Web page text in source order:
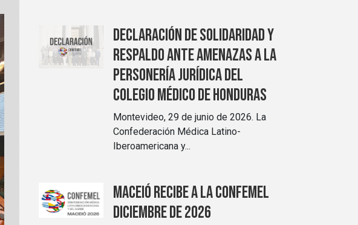
Declaración de solidaridad y
respaldo ante amenazas a la
personería jurídica del
Colegio Médico de Honduras
Montevideo, 29 de junio de 2026. La
Confederación Médica Latino-
Iberoamericana y...
Maceió recibe a la CONFEMEL
diciembre de 2026